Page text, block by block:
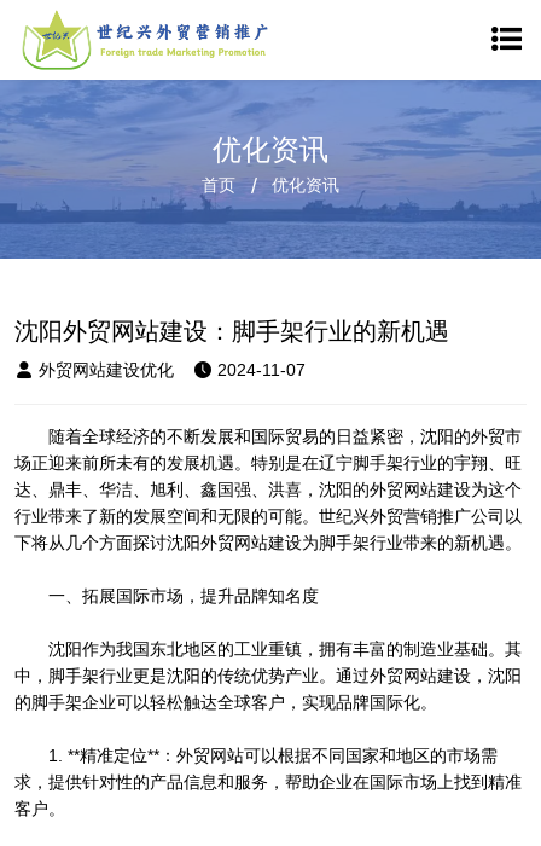
优化资讯
首页 优化资讯
沈阳外贸网站建设：脚手架行业的新机遇
外贸网站建设优化 2024-11-07
随着全球经济的不断发展和国际贸易的日益紧密，沈阳的外贸市
场正迎来前所未有的发展机遇。特别是在辽宁脚手架行业的宇翔、旺
达、鼎丰、华洁、旭利、鑫国强、洪喜，沈阳的外贸网站建设为这个
行业带来了新的发展空间和无限的可能。世纪兴外贸营销推广公司以
下将从几个方面探讨沈阳外贸网站建设为脚手架行业带来的新机遇。
一、拓展国际市场，提升品牌知名度
沈阳作为我国东北地区的工业重镇，拥有丰富的制造业基础。其
中，脚手架行业更是沈阳的传统优势产业。通过外贸网站建设，沈阳
的脚手架企业可以轻松触达全球客户，实现品牌国际化。
1. **精准定位**：外贸网站可以根据不同国家和地区的市场需
求，提供针对性的产品信息和服务，帮助企业在国际市场上找到精准
客户。